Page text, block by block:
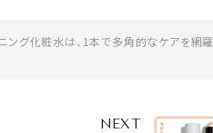
ニング化粧水は、1本で多角的なケアを網羅
NEXT